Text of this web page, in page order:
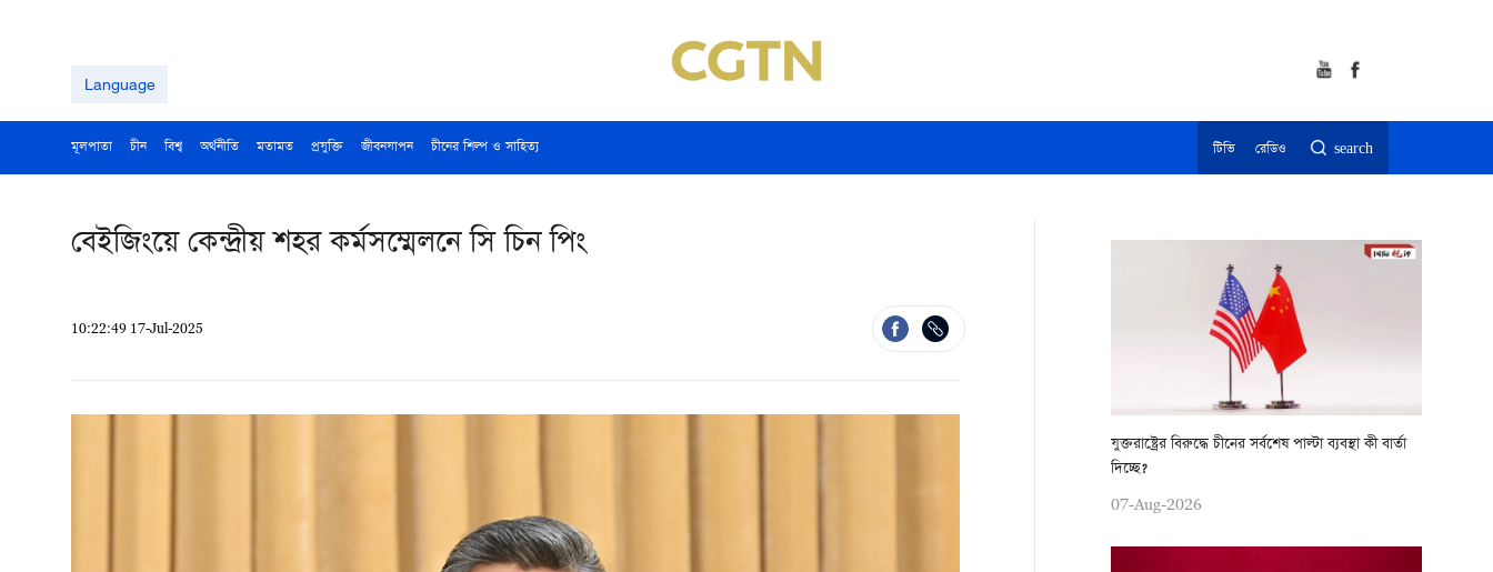
Language
মূলপাতা চীন বিশ্ব অর্থনীতি মতামত প্রযুক্তি জীবনযাপন চীনের শিল্প ও সাহিত্য টিভি রেডিও search
বেইজিংয়ে কেন্দ্রীয় শহর কর্মসম্মেলনে সি চিন পিং
10:22:49 17-Jul-2025
যুক্তরাষ্ট্রের বিরুদ্ধে চীনের সর্বশেষ পাল্টা ব্যবস্থা কী বার্তা
দিচ্ছে?
07-Aug-2026